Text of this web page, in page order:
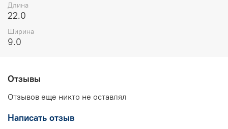
Длина
22.0
Ширина
9.0
Отзывы
Отзывов еще никто не оставлял
Написать отзыв